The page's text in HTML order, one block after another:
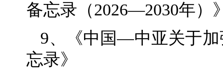
备忘录（2026—2030年）
9、《中国—中亚关于
忘录》